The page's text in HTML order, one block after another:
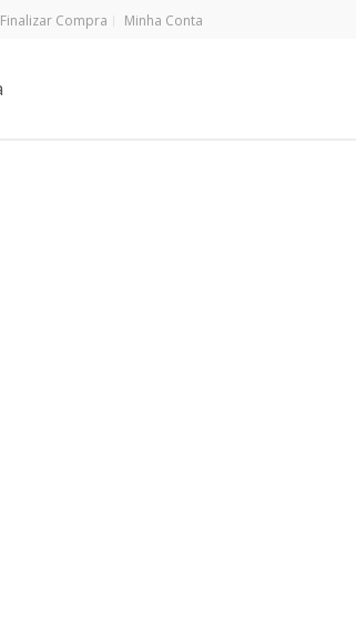
Finalizar Compra Minha Conta